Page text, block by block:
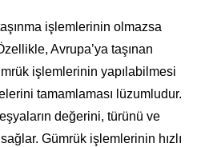
işlemlerinin olmazsa
Avrupa’ya taşınan
işlemlerinin yapılabilmesi
tamamlaması lüzumludur.
değerini, türünü ve
Gümrük işlemlerinin hızlı